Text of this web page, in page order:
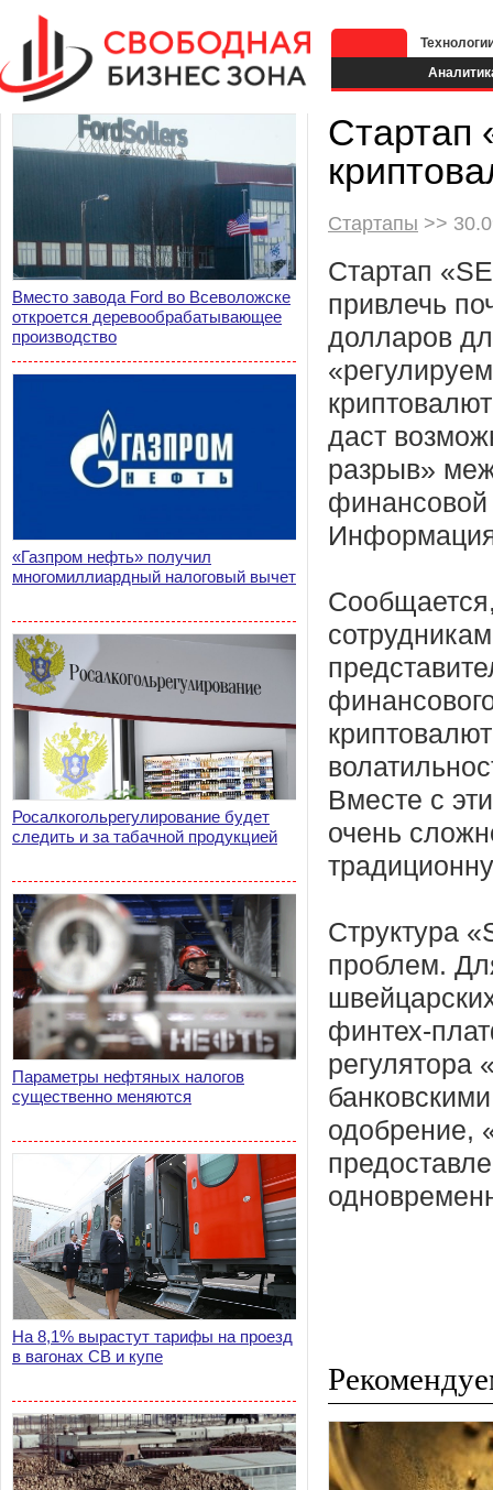
Вместо завода Ford во Всеволожске
откроется деревообрабатывающее
производство
«Газпром нефть» получил
многомиллиардный налоговый вычет
Росалкогольрегулирование будет
следить и за табачной продукцией
Параметры нефтяных налогов
существенно меняются
На 8,1% вырастут тарифы на проезд
в вагонах СВ и купе
Стартап
Стартапы >>
Стартап
привлечь
долларов
даст
разрыв»
финансовой
Вместе с
очень
Структура
проблем.
финтех-
регулятора
одобрение,